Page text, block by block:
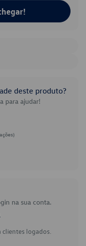
deste produto?
para ajudar!
na sua conta.
clientes logados.